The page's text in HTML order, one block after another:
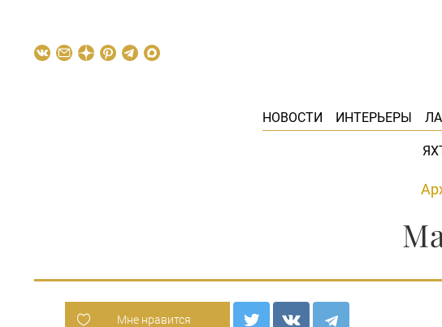
НОВОСТИ ИНТЕРЬЕРЫ
Мне нравится